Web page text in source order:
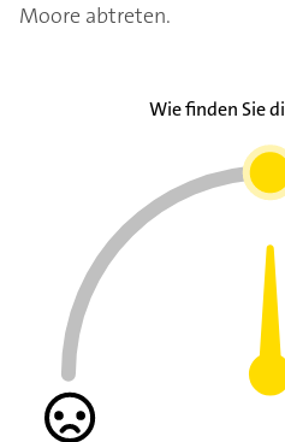
Moore abtreten.
Wie finden Sie